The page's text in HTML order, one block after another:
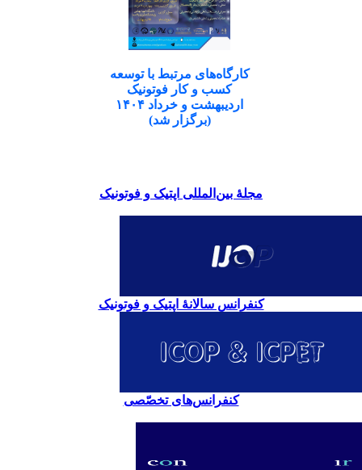
کارگاه‌های مرتبط با توسعه
کسب و کار فوتونیک
اردیبهشت و خرداد ۱۴۰۴
(برگزار شد)
مجلۀ بین‌المللی اپتیک و فوتونیک
کنفرانس سالانۀ اپتیک و فوتونیک
کنفرانس‌های تخصّصی